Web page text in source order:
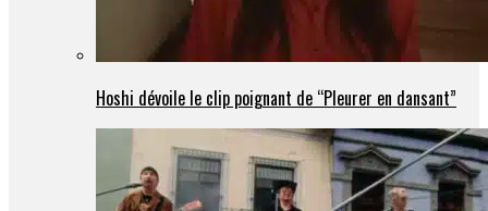
Hoshi dévoile le clip poignant de “Pleurer en dansant”